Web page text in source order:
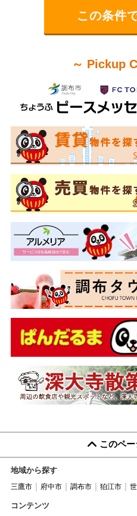
～ Pickup
このペ
地域から探す
三鷹市 府中市 調布市 狛江市
コンテンツ